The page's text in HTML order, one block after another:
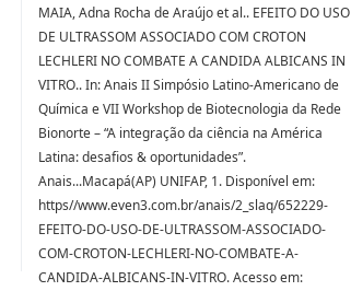
MAIA, Adna Rocha de Araújo et al.. EFEITO DO USO
DE ULTRASSOM ASSOCIADO COM CROTON
LECHLERI NO COMBATE A CANDIDA ALBICANS IN
VITRO.. In: Anais II Simpósio Latino-Americano de
Química e VII Workshop de Biotecnologia da Rede
Bionorte – “A integração da ciência na América
Latina: desafios & oportunidades”.
Anais...Macapá(AP) UNIFAP, 1. Disponível em:
https//www.even3.com.br/anais/2_slaq/652229-
EFEITO-DO-USO-DE-ULTRASSOM-ASSOCIADO-
COM-CROTON-LECHLERI-NO-COMBATE-A-
CANDIDA-ALBICANS-IN-VITRO. Acesso em: